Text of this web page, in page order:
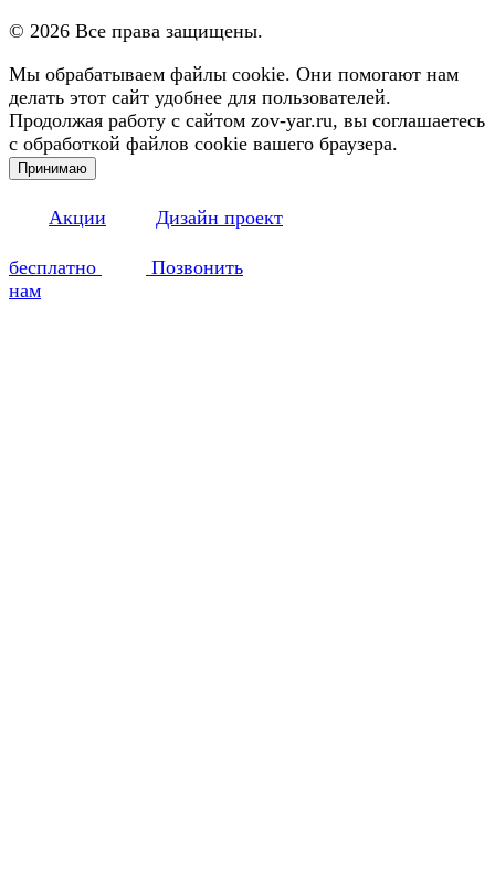
© 2026 Все права защищены.
Мы обрабатываем файлы cookie. Они помогают нам
делать этот сайт удобнее для пользователей.
Продолжая работу с сайтом zov-yar.ru, вы соглашаетесь
с обработкой файлов cookie вашего браузера.
Принимаю
Акции Дизайн проект
бесплатно
Позвонить
нам